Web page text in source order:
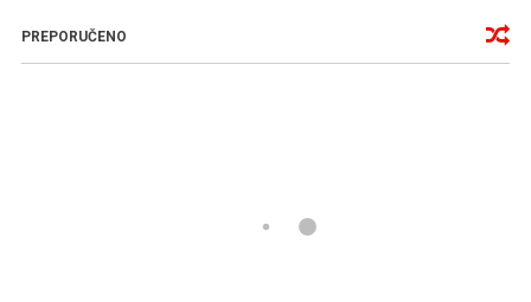
PREPORUČENO